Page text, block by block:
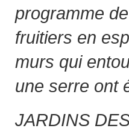
programme
fruitiers en
murs qui
une serre ont
JARDINS